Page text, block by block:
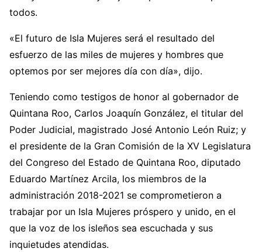
todos.
«El futuro de Isla Mujeres será el resultado del
esfuerzo de las miles de mujeres y hombres que
optemos por ser mejores día con día», dijo.
Teniendo como testigos de honor al gobernador de
Quintana Roo, Carlos Joaquín González, el titular del
Poder Judicial, magistrado José Antonio León Ruiz; y
el presidente de la Gran Comisión de la XV Legislatura
del Congreso del Estado de Quintana Roo, diputado
Eduardo Martínez Arcila, los miembros de la
administración 2018-2021 se comprometieron a
trabajar por un Isla Mujeres próspero y unido, en el
que la voz de los isleños sea escuchada y sus
inquietudes atendidas.